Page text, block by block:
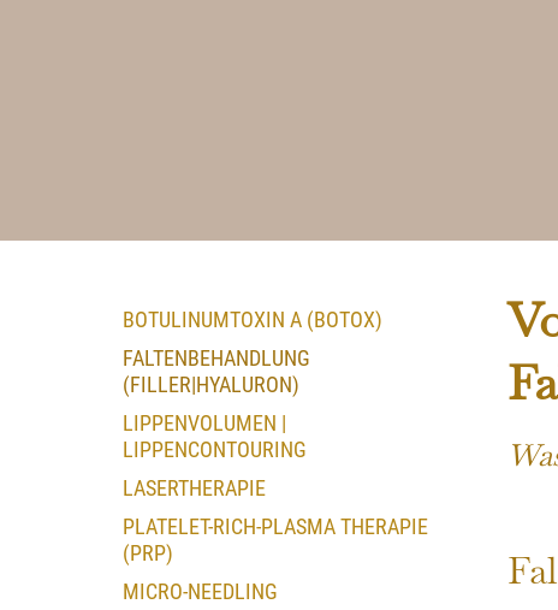
BOTULINUMTOXIN A (BOTOX)
FALTENBEHANDLUNG
(FILLER|HYALURON)
LIPPENVOLUMEN |
LIPPENCONTOURING
LASERTHERAPIE
PLATELET-RICH-PLASMA THERAPIE
(PRP)
MICRO-NEEDLING